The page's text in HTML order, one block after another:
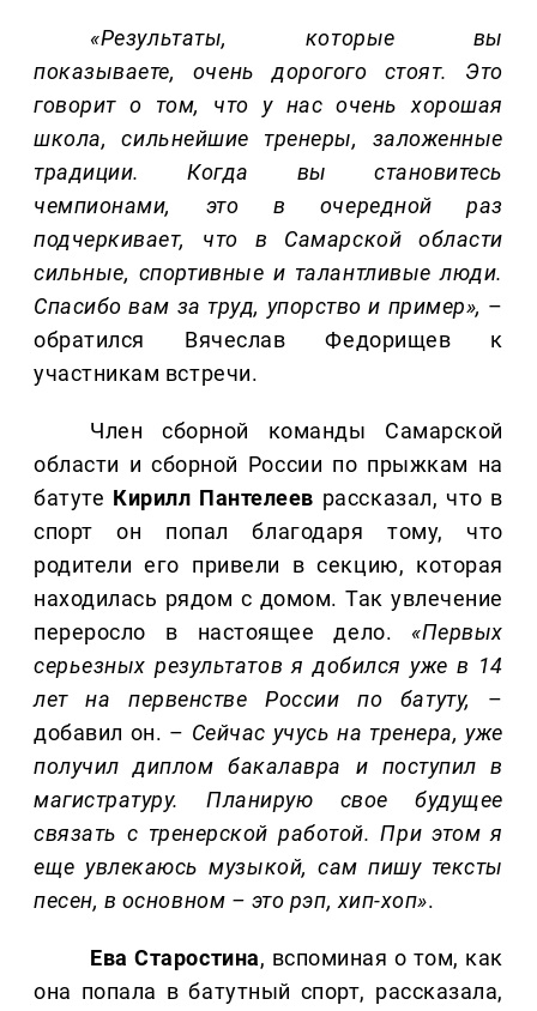
«Результаты, которые вы
показываете, очень дорогого стоят. Это
говорит о том, что у нас очень хорошая
школа, сильнейшие тренеры, заложенные
традиции. Когда вы становитесь
чемпионами, это в очередной раз
подчеркивает, что в Самарской области
сильные, спортивные и талантливые люди.
Спасибо вам за труд, упорство и пример», –
обратился Вячеслав Федорищев к
участникам встречи.
Член сборной команды Самарской
области и сборной России по прыжкам на
батуте Кирилл Пантелеев рассказал, что в
спорт он попал благодаря тому, что
родители его привели в секцию, которая
находилась рядом с домом. Так увлечение
переросло в настоящее дело.«Первых
серьезных результатов я добился уже в 14
лет на первенстве России по батуту,
–
добавил он. – Сейчас учусь на тренера, уже
получил диплом бакалавра и поступил в
магистратуру. Планирую свое будущее
связать с тренерской работой. При этом я
еще увлекаюсь музыкой, сам пишу тексты
песен, в основном – это рэп, хип-хоп».
Ева Старостина, вспоминая о том, как
она попала в батутный спорт, рассказала,